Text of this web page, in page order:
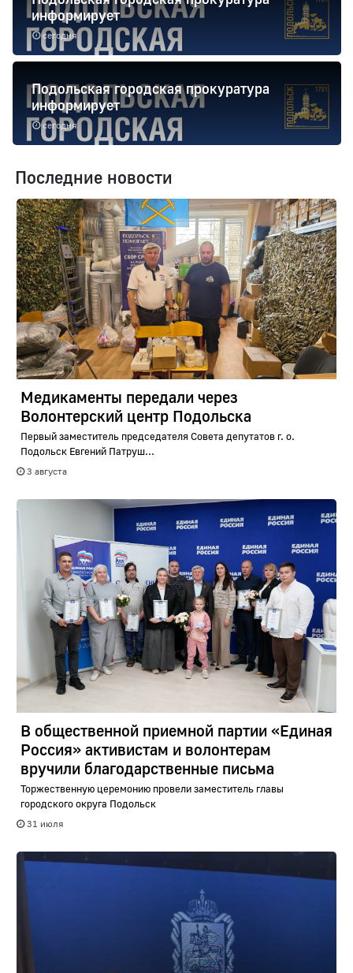
сегодня
информирует
сегодня
Подольская городская прокуратура
информирует
Последние новости
Медикаменты передали через
Волонтерский центр Подольска
Первый заместитель председателя Совета депутатов г. о.
Подольск Евгений Патруш...
3 августа
В общественной приемной партии «Единая
Россия» активистам и волонтерам
вручили благодарственные письма
Торжественную церемонию провели заместитель главы
городского округа Подольск
31 июля